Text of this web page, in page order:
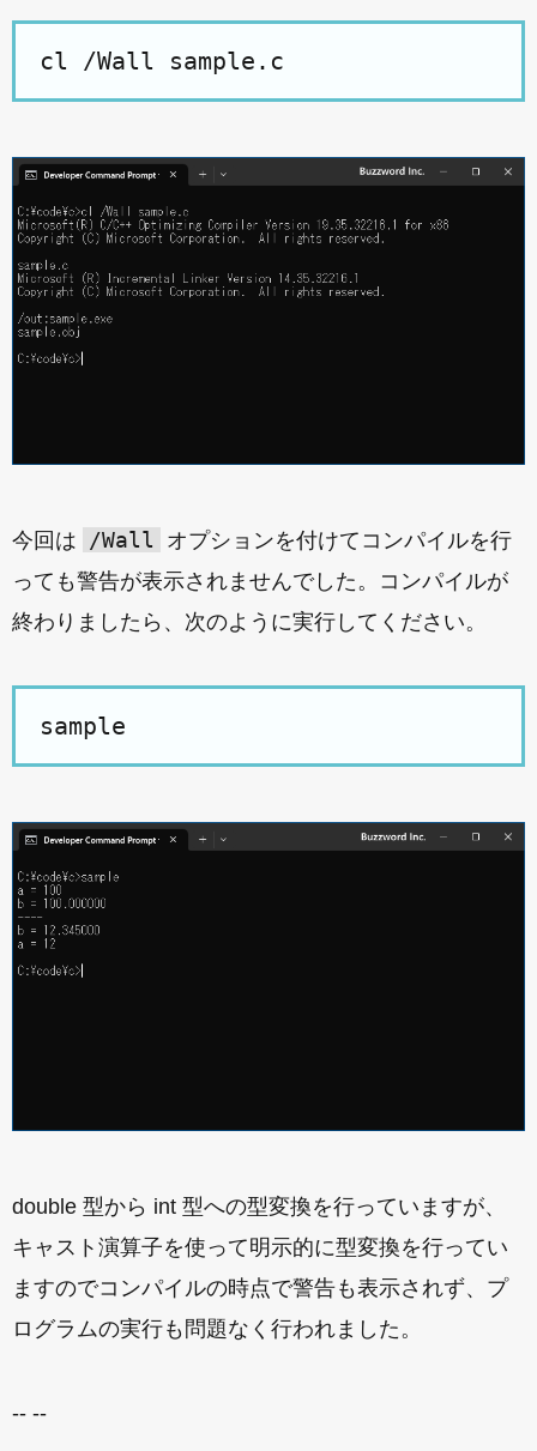
今回は /Wall
オプションを付けてコンパイルを行
っても警告が表示されませんでした。コンパイルが
終わりましたら、次のように実行してください。
double 型から int 型への型変換を行っていますが、
キャスト演算子を使って明示的に型変換を行ってい
ますのでコンパイルの時点で警告も表示されず、プ
ログラムの実行も問題なく行われました。
-- --